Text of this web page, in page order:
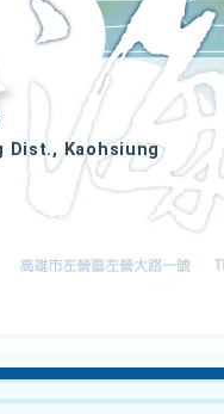
Dist., Kaohsiung